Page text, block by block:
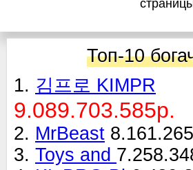
Топ-10
1. 김프로 KIMPR
9.089.703.585р.
2. MrBeast
3. Toys and